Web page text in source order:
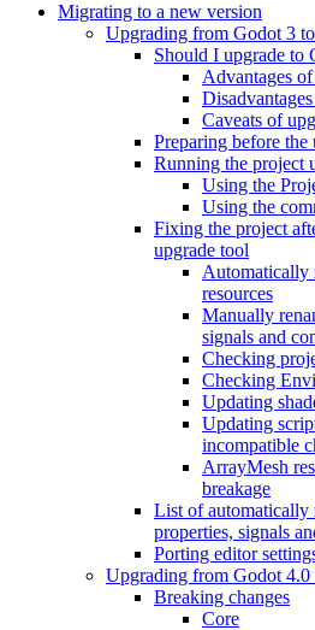
Migrating to a new version
Upgrading from Godot 3
Should I upgrade to
Advantages
Caveats of
Preparing before
Running the project
Using the
Using the
Fixing the project
upgrade tool
Automatically
resources
Manually
signals and
Checking
Checking
Updating
Updating
incompatible
ArrayMesh
breakage
List of automatically
properties, signals
Porting editor
Upgrading from Godot 4.0
Breaking changes
Core